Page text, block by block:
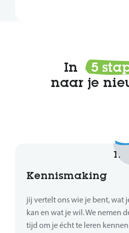
In
5
naar je
1.
Kennismaking
jij vertelt ons wie je bent, wat
kan en wat je wil. We nemen
tijd om je écht te leren